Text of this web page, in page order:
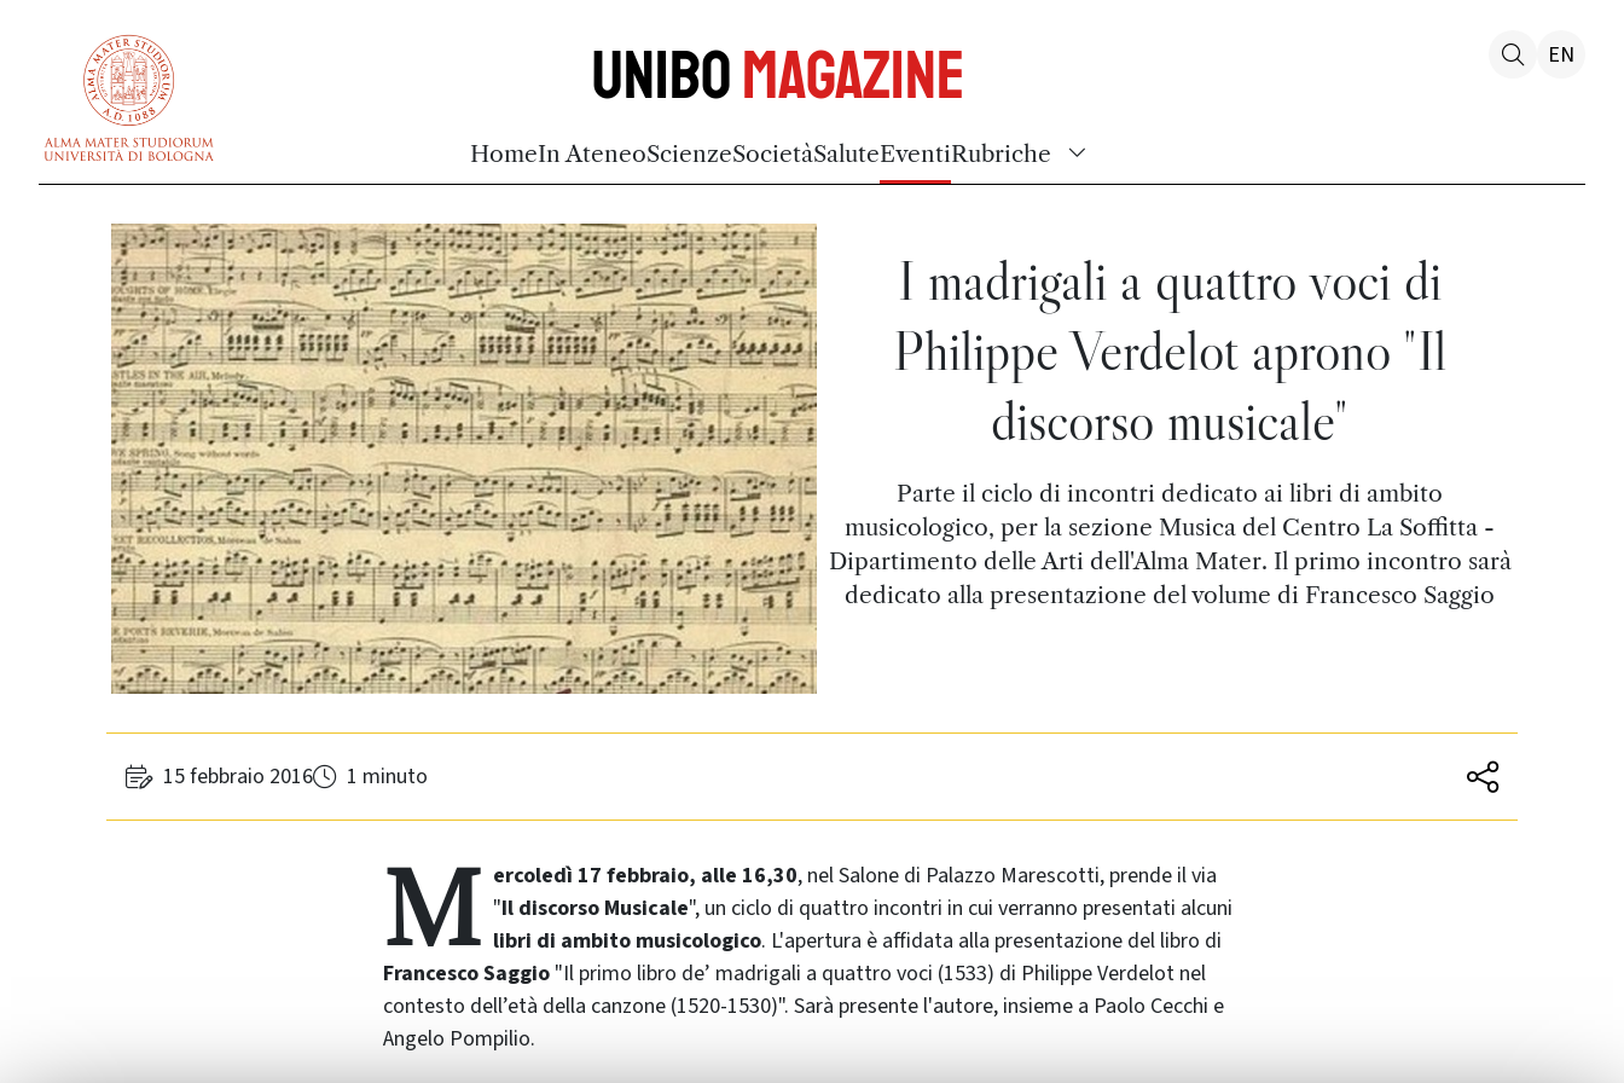
UniboMagazine
HomeIn AteneoScienzeSocietàSaluteEventiRubriche
EN
I madrigali a quattro voci di
Philippe Verdelot aprono "Il
discorso musicale"
Parte il ciclo di incontri dedicato ai libri di ambito
musicologico, per la sezione Musica del Centro La Soffitta -
Dipartimento delle Arti dell'Alma Mater. Il primo incontro sarà
dedicato alla presentazione del volume di Francesco Saggio
15 febbraio 2016 1 minuto
M ercoledì 17 febbraio, alle 16,30, nel Salone di Palazzo Marescotti, prende il via
"Il discorso Musicale", un ciclo di quattro incontri in cui verranno presentati alcuni
libri di ambito musicologico. L'apertura è affidata alla presentazione del libro di
Francesco Saggio "Il primo libro de’ madrigali a quattro voci (1533) di Philippe Verdelot nel
contesto dell’età della canzone (1520-1530)". Sarà presente l'autore, insieme a Paolo Cecchi e
Angelo Pompilio.